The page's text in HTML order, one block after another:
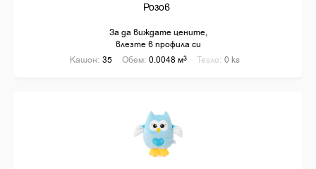
По време на игра развива – моториката, сетивното
възприятие, зрителното възприятие.
Розов
За да виждате цените,
влезте в профила си
Кашон: 35 Обем: 0.0048 м3 Тегло: 0 кг